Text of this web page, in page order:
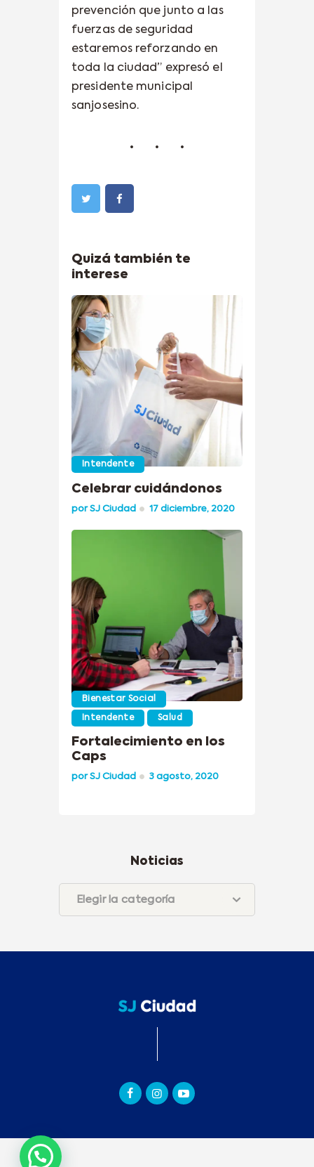
prevención que junto a las
fuerzas de seguridad
estaremos reforzando en
toda la ciudad” expresó el
presidente municipal
sanjosesino.
Quizá también te
interese
Intendente
Celebrar cuidándonos
porSJ Ciudad 17 diciembre, 2020
Bienestar Social
Intendente Salud
Fortalecimiento en los
Caps
porSJ Ciudad 3 agosto, 2020
Noticias